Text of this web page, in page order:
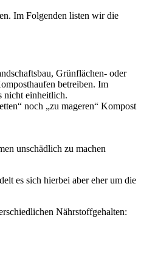
Im Folgenden listen wir die
Grünflächen- oder
betreiben. Im
nicht einheitlich.
noch „zu mageren“ Kompost
unschädlich zu machen
es sich hierbei aber eher um die
Nährstoffgehalten: